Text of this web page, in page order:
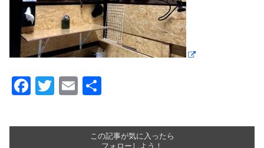
F
c
T
tt
E
ail
この記事が気に入ったら
フォローしよう！